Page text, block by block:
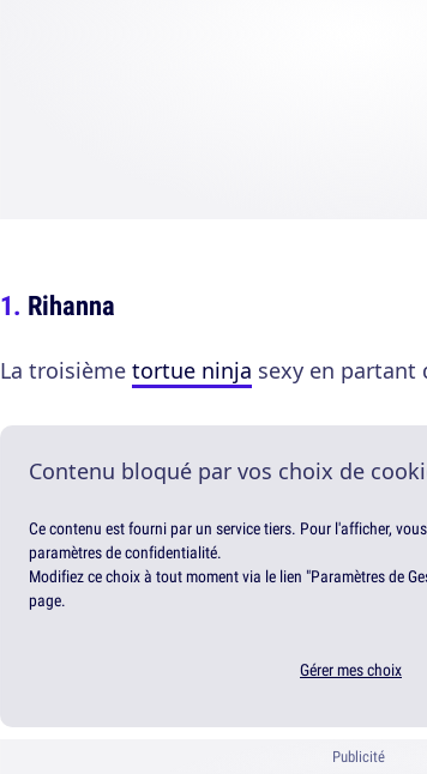
Rihanna
La troisième tortue ninja sexy en partant
Contenu bloqué par vos choix de
Ce contenu est fourni par un service tiers. Pour l'afficher,
paramètres de confidentialité.
Modifiez ce choix à tout moment via le lien "Paramètres de
page.
Gérer mes choix
Publicité